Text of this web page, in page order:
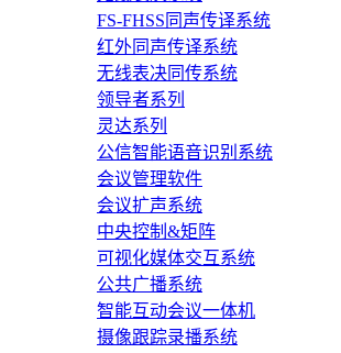
FS-FHSS同声传译系统
红外同声传译系统
无线表决同传系统
领导者系列
灵达系列
公信智能语音识别系统
会议管理软件
会议扩声系统
中央控制&矩阵
可视化媒体交互系统
公共广播系统
智能互动会议一体机
摄像跟踪录播系统